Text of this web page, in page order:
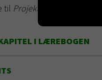
til Projektledelse
I LÆREBOGEN